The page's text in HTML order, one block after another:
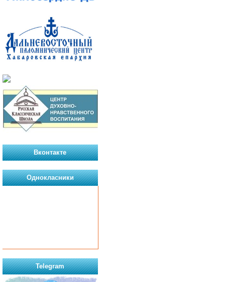
Вконтакте
Однокласники
Telegram